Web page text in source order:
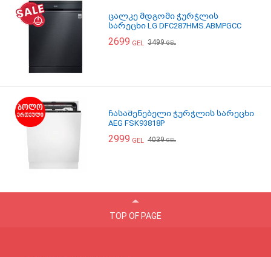
ცალკე მდგომი ჭურჭლის
სარეცხი LG DFC287HMS.ABMPGCC
2699 GEL 3499GEL
ჩასაშენებელი ჭურჭლის სარეცხი
AEG FSK93818P
2999 GEL 4039GEL
TOP OF PAGE